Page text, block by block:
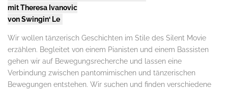
mit Theresa Ivanovic
von Swingin‘ Le
Wir wollen tänzerisch Geschichten im Stile des Silent Movie
erzählen. Begleitet von einem Pianisten und einem Bassisten
gehen wir auf Bewegungsrecherche und lassen eine
Verbindung zwischen pantomimischen und tänzerischen
Bewegungen entstehen. Wir suchen und finden verschiedene